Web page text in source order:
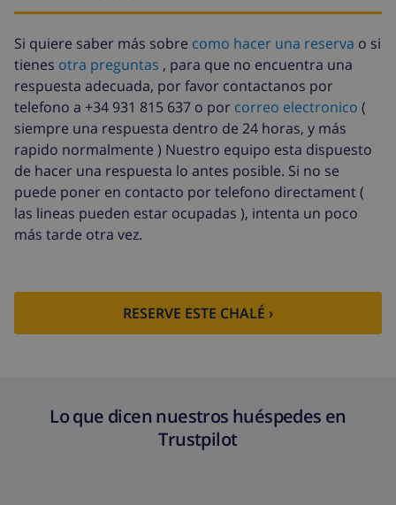
Si quiere saber más sobre como hacer una reserva o si
tienes otra preguntas , para que no encuentra una
respuesta adecuada, por favor contactanos por
telefono a +34 931 815 637 o por correo electronico (
siempre una respuesta dentro de 24 horas, y más
rapido normalmente ) Nuestro equipo esta dispuesto
de hacer una respuesta lo antes posible. Si no se
puede poner en contacto por telefono directament (
las lineas pueden estar ocupadas ), intenta un poco
más tarde otra vez.
RESERVE ESTE CHALÉ ›
Lo que dicen nuestros huéspedes en
Trustpilot